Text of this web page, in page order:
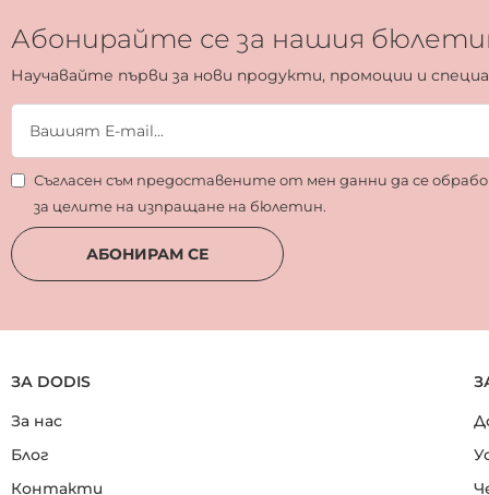
Абонирайте се за нашия
Научавайте първи за нови продукти, промоции и
Съгласен съм предоставените от мен данни да се
за целите на изпращане на бюлетин.
АБОНИРАМ СЕ
ЗА DODIS
За нас
Блог
Контакти